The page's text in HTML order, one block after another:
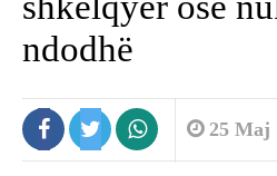
ndodhë
25 Maj